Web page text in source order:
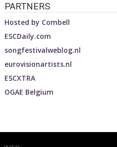
PARTNERS
Hosted by Combell
ESCDaily.com
songfestivalweblog.nl
eurovisionartists.nl
ESCXTRA
OGAE Belgium